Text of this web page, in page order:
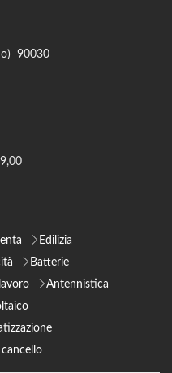
90030
Edilizia
Batterie
Antennistica